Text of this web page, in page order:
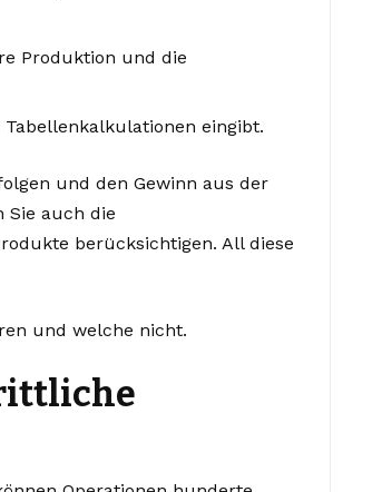
Produktion und die
eingibt.
und den Gewinn aus der
Sie auch die
berücksichtigen. All diese
und welche nicht.